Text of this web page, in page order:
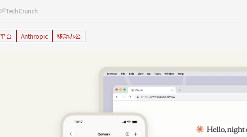
TechCrunch
台 Anthropic 移动办公